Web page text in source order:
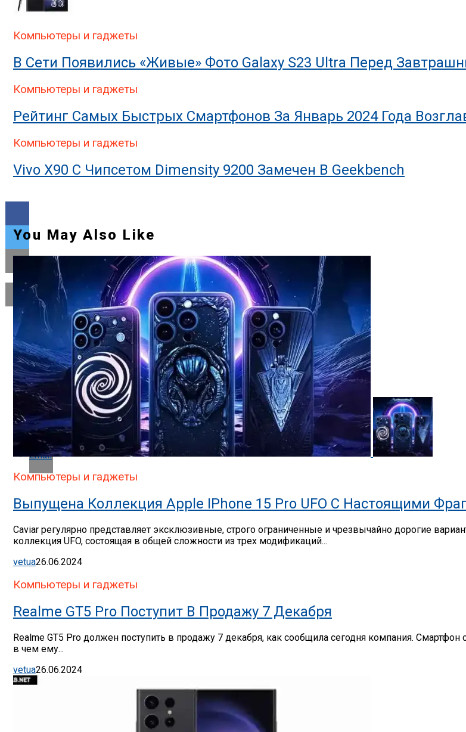
Компьютеры и гаджеты
В Сети Появились «живые» Фото Galaxy S23 Ultra Перед
Компьютеры и гаджеты
Рейтинг Самых Быстрых Смартфонов За Январь 2024 Года
Компьютеры и гаджеты
Vivo X90 С Чипсетом Dimensity 9200 Замечен В Geekbench
Flipboard
Reddit
Pinterest
Whatsapp
Whatsapp
Email
You May Also Like
Компьютеры и гаджеты
Выпущена Коллекция Apple IPhone 15 Pro UFO С Настоящими
Caviar регулярно представляет эксклюзивные, строго ограниченные и чрезвычайно дорогие
коллекция UFO, состоящая в общей сложности из трех модификаций...
vetua26.06.2024
Компьютеры и гаджеты
Realme GT5 Pro Поступит В Продажу 7 Декабря
Realme GT5 Pro должен поступить в продажу 7 декабря, как сообщила сегодня компания.
в чем ему...
vetua26.06.2024